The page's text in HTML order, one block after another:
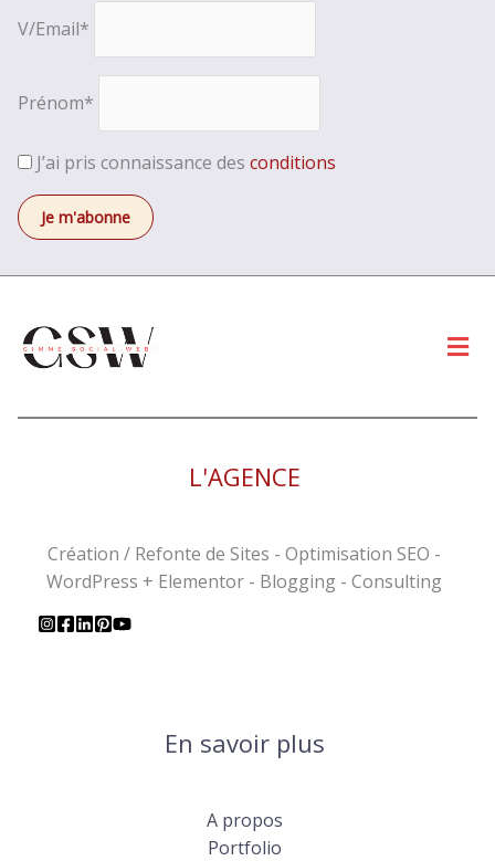
V/Email*
Prénom*
J’ai pris connaissance des conditions
L'AGENCE
Création / Refonte de Sites - Optimisation SEO -
WordPress + Elementor - Blogging - Consulting
En savoir plus
A propos
Portfolio